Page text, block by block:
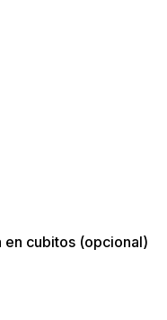
cubitos (opcional)